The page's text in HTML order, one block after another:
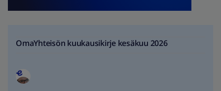
OmaYhteisön kuukausikirje kesäkuu 2026